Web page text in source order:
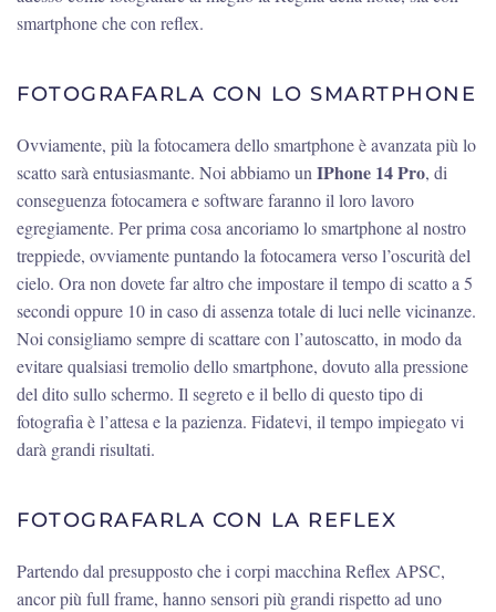
smartphone che con reflex.
FOTOGRAFARLA CON LO SMARTPHONE
Ovviamente, più la fotocamera dello smartphone è avanzata più lo
scatto sarà entusiasmante. Noi abbiamo un IPhone 14 Pro, di
conseguenza fotocamera e software faranno il loro lavoro
egregiamente. Per prima cosa ancoriamo lo smartphone al nostro
treppiede, ovviamente puntando la fotocamera verso l’oscurità del
cielo. Ora non dovete far altro che impostare il tempo di scatto a 5
secondi oppure 10 in caso di assenza totale di luci nelle vicinanze.
Noi consigliamo sempre di scattare con l’autoscatto, in modo da
evitare qualsiasi tremolio dello smartphone, dovuto alla pressione
del dito sullo schermo. Il segreto e il bello di questo tipo di
fotografia è l’attesa e la pazienza. Fidatevi, il tempo impiegato vi
darà grandi risultati.
FOTOGRAFARLA CON LA REFLEX
Partendo dal presupposto che i corpi macchina Reflex APSC,
ancor più full frame, hanno sensori più grandi rispetto ad uno